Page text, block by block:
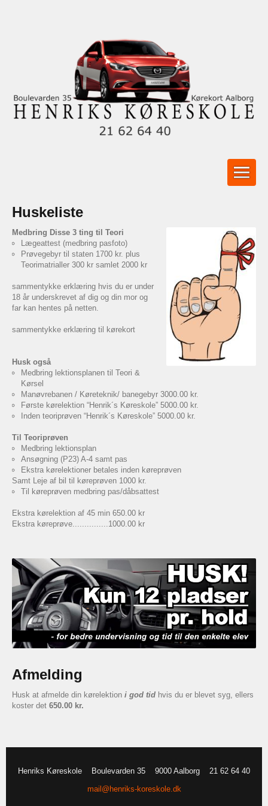
Huskeliste
Medbring Disse 3 ting til Teori
Lægeattest (medbring pasfoto)
Prøvegebyr til staten 1700 kr. plus
Teorimatrialler 300 kr samlet 2000 kr
sammentykke erklæring hvis du er under
18 år underskrevet af dig og din mor og
far kan hentes på netten.
sammentykke erklæring til kørekort
Husk også
Medbring lektionsplanen til Teori &
Kørsel
Manøvrebanen / Køreteknik/ banegebyr 3000.00 kr.
Første kørelektion “Henrik´s Køreskole” 5000.00 kr.
Inden teoriprøven “Henrik´s Køreskole” 5000.00 kr.
Til Teoriprøven
Medbring lektionsplan
Ansøgning (P23) A-4 samt pas
Ekstra kørelektioner betales inden køreprøven
Samt Leje af bil til køreprøven 1000 kr.
Til køreprøven medbring pas/dåbsattest
Ekstra kørelektion af 45 min 650.00 kr
Ekstra køreprøve...............1000.00 kr
Afmelding
Husk at afmelde din kørelektion i god tid hvis du er blevet syg, ellers
koster det 650.00 kr.
Henriks Køreskole Boulevarden 35 9000 Aalborg
21 62 64 40
mail@henriks-koreskole.dk